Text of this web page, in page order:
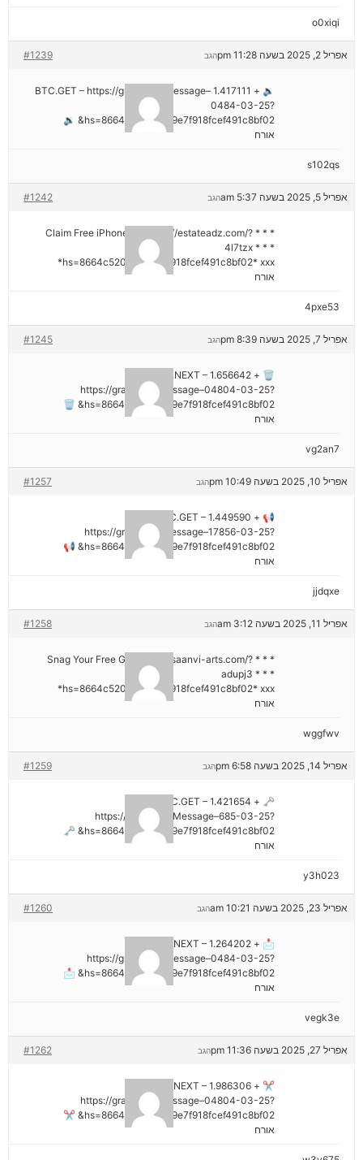
o0xiqi
אפריל 2, 2025 בשעה 11:28 pm #1239 הגב
🔉 + 1.417111 BTC.GET – https://graph.org/Message–
0484-03-25?
hs=8664c520642b9e7f918fcef491c8bf02& 🔉
אורח
s102qs
אפריל 5, 2025 בשעה 5:37 am #1242 הגב
* * * Claim Free iPhone 16: https://estateadz.com/?
4l7tzx * * *
hs=8664c520642b9e7f918fcef491c8bf02* ххх*
אורח
4pxe53
אפריל 7, 2025 בשעה 8:39 pm #1245 הגב
🗑 + 1.656642 BTC.NEXT –
https://graph.org/Message–04804-03-25?
hs=8664c520642b9e7f918fcef491c8bf02& 🗑
אורח
vg2an7
אפריל 10, 2025 בשעה 10:49 pm #1257 הגב
📢 + 1.449590 BTC.GET –
https://graph.org/Message–17856-03-25?
hs=8664c520642b9e7f918fcef491c8bf02& 📢
אורח
jjdqxe
אפריל 11, 2025 בשעה 3:12 am #1258 הגב
* * * Snag Your Free Gift: https://saanvi-arts.com/?
adupj3 * * *
hs=8664c520642b9e7f918fcef491c8bf02* ххх*
אורח
wggfwv
אפריל 14, 2025 בשעה 6:58 pm #1259 הגב
🗝 + 1.421654 BTC.GET –
https://graph.org/Message–685-03-25?
hs=8664c520642b9e7f918fcef491c8bf02& 🗝
אורח
y3h023
אפריל 23, 2025 בשעה 10:21 am #1260 הגב
📩 + 1.264202 BTC.NEXT –
https://graph.org/Message–0484-03-25?
hs=8664c520642b9e7f918fcef491c8bf02& 📩
אורח
vegk3e
אפריל 27, 2025 בשעה 11:36 pm #1262 הגב
✂ + 1.986306 BTC.NEXT –
https://graph.org/Message–04804-03-25?
hs=8664c520642b9e7f918fcef491c8bf02& ✂
אורח